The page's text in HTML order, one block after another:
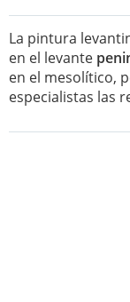
La pintura
en el levante
en el mesolítico,
especialistas las